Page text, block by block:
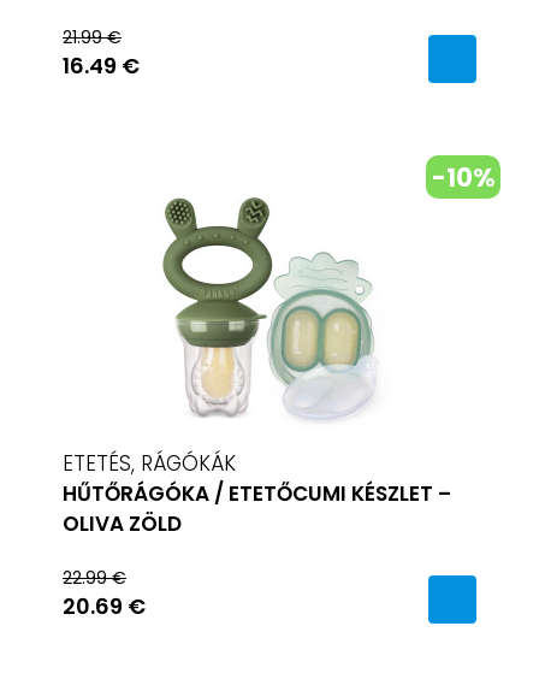
21.99 €
16.49 €
-10%
ETETÉS, RÁGÓKÁK
HŰTŐRÁGÓKA / ETETŐCUMI KÉSZLET –
OLIVA ZÖLD
22.99 €
20.69 €